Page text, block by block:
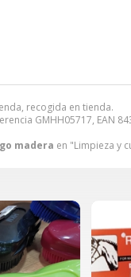
recogida en tienda.
GMHH05717, EAN
madera en "Limpieza y